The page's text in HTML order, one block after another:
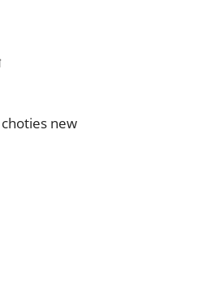
choties new